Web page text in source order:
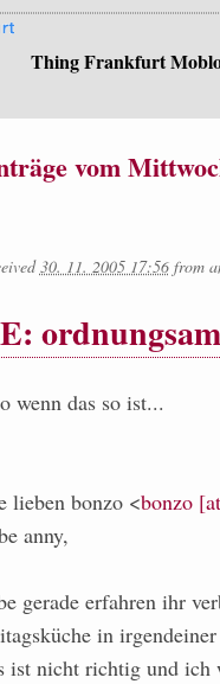
Thing Frankfurt
vom
30. 11. 2005 17:56from
wenn das so ist...
lieben bonzo <bonzo
anny,
gerade erfahren ihr
in
ist nicht richtig und ich